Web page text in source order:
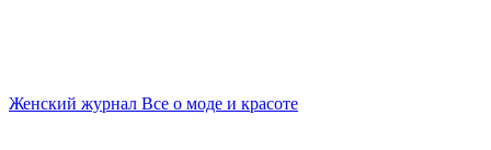
Женский журнал Все о моде и красоте